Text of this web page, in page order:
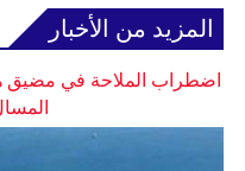
المزيد من الأخبار
اضطراب الملاحة في مضيق